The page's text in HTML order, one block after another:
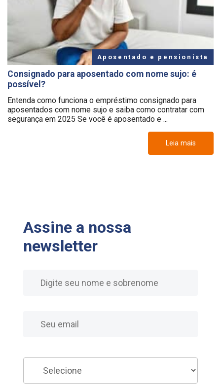
Aposentado e pensionista
Consignado para aposentado com nome sujo: é
possível?
Entenda como funciona o empréstimo consignado para
aposentados com nome sujo e saiba como contratar com
segurança em 2025 Se você é aposentado e ...
Leia mais
Assine a nossa
newsletter